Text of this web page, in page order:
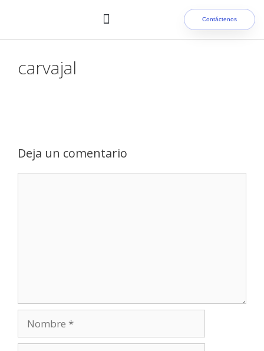
Contáctenos
carvajal
Deja un comentario